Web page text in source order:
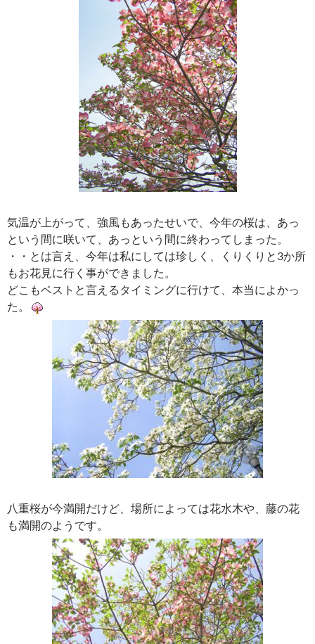
気温が上がって、強風もあったせいで、今年の桜は、あっ
という間に咲いて、あっという間に終わってしまった。
・・とは言え、今年は私にしては珍しく、くりくりと3か所
もお花見に行く事ができました。
どこもベストと言えるタイミングに行けて、本当によかっ
た。
八重桜が今満開だけど、場所によっては花水木や、藤の花
も満開のようです。